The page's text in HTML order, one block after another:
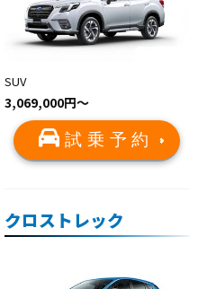
SUV
3,069,000円〜
試乗予約
クロストレック